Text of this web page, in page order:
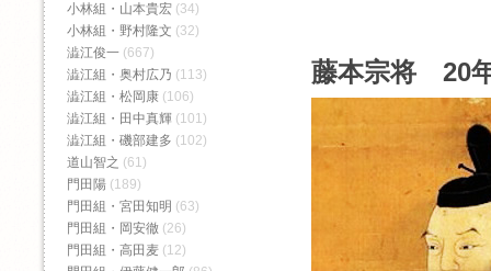
藤本宗将 20
小林組・山本貴宏 (34)
小林組・野村隆文 (32)
澁江俊一 (667)
澁江組・奥村広乃 (113)
澁江組・松岡康 (106)
澁江組・田中真輝 (101)
澁江組・磯部建多 (102)
道山智之 (61)
門田陽 (189)
門田組・宮田知明 (63)
門田組・岡安徹 (26)
門田組・高田麦 (12)